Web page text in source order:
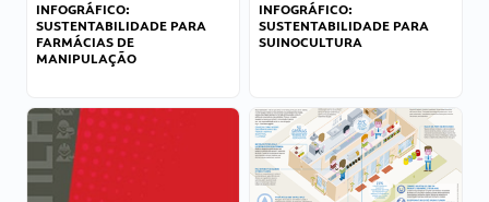
INFOGRÁFICO:
SUSTENTABILIDADE PARA
FARMÁCIAS DE
MANIPULAÇÃO
INFOGRÁFICO:
SUSTENTABILIDADE PARA
SUINOCULTURA